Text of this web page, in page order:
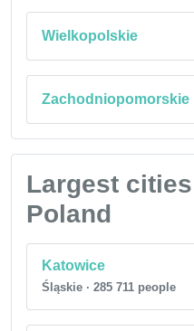
Wielkopolskie
Zachodniopomorskie
Largest
Poland
Katowice
Śląskie · 285 711 people